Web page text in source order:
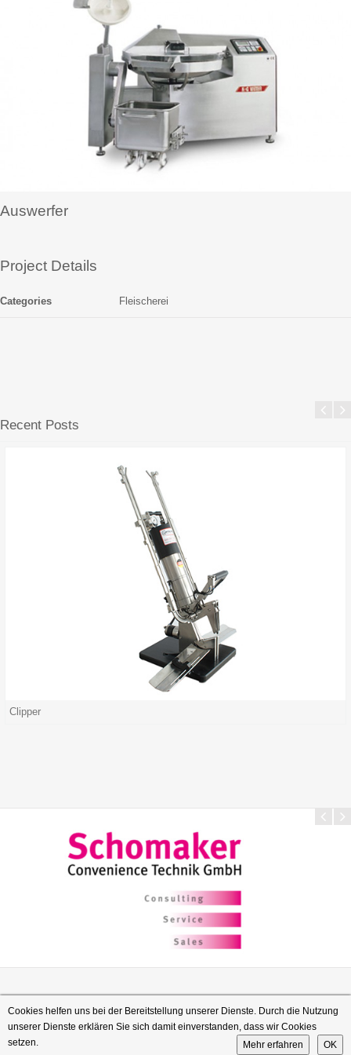
Cookies helfen uns bei der Bereitstellung unserer Dienste. Durch die Nutzung
unserer Dienste erklären Sie sich damit einverstanden, dass wir Cookies
setzen.
Mehr erfahren OK
Auswerfer
Project Details
Categories Fleischerei
Recent Posts
Clipper
Copyright © 2026 Alimex GmbH | All Rights Reserved | bySkytala